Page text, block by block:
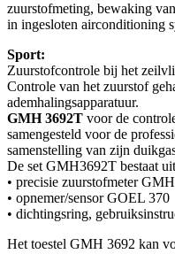
zuurstofmeting, bewaking
in ingesloten airconditioning
Sport:
Zuurstofcontrole bij het
Controle van het zuurstof
ademhalingsapparatuur.
GMH 3692T voor de
samengesteld voor de
samenstelling van zijn
De set GMH3692T bestaat
• precisie zuurstofmeter
• opnemer/sensor GOEL 370
• dichtingsring,
Het toestel GMH 3692 kan